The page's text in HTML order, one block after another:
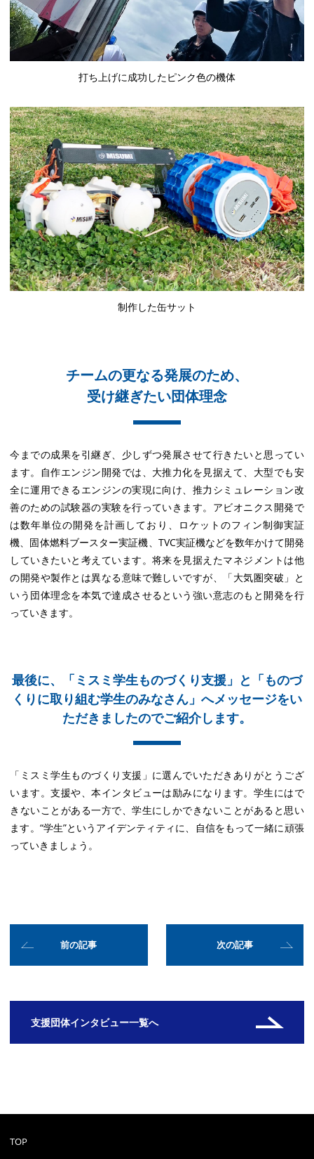
打ち上げに成功したピンク色の機体
制作した缶サット
チームの更なる発展のため、
受け継ぎたい団体理念
今までの成果を引継ぎ、少しずつ発展させて行きたいと思ってい
ます。自作エンジン開発では、大推力化を見据えて、大型でも安
全に運用できるエンジンの実現に向け、推力シミュレーション改
善のための試験器の実験を行っていきます。アビオニクス開発で
は数年単位の開発を計画しており、ロケットのフィン制御実証
機、固体燃料ブースター実証機、TVC実証機などを数年かけて開発
していきたいと考えています。将来を見据えたマネジメントは他
の開発や製作とは異なる意味で難しいですが、「大気圏突破」と
いう団体理念を本気で達成させるという強い意志のもと開発を行
っていきます。
最後に、「ミスミ学生ものづくり支援」と「ものづ
くりに取り組む学生のみなさん」へメッセージをい
ただきましたのでご紹介します。
「ミスミ学生ものづくり支援」に選んでいただきありがとうござ
います。支援や、本インタビューは励みになります。学生にはで
きないことがある一方で、学生にしかできないことがあると思い
ます。“学生”というアイデンティティに、自信をもって一緒に頑張
っていきましょう。
前の記事 次の記事
支援団体インタビュー一覧へ
TOP